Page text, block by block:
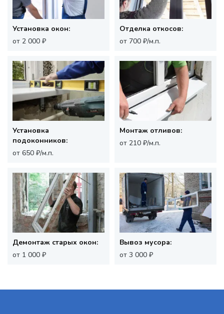
Установка окон:
от 2 000 ₽
Отделка откосов:
от 700 ₽/м.п.
Установка
подоконников:
от 650 ₽/м.п.
Монтаж отливов:
от 210 ₽/м.п.
Демонтаж старых окон:
от 1 000 ₽
Вывоз мусора:
от 3 000 ₽